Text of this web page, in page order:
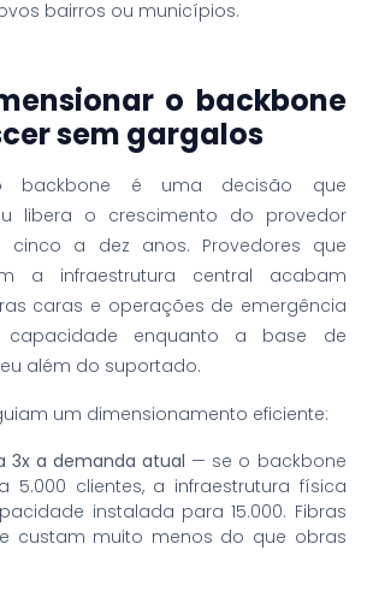
bairros ou municípios.
o backbone
sem gargalos
backbone é uma decisão que
libera o crescimento do provedor
cinco a dez anos. Provedores que
a infraestrutura central acabam
caras e operações de emergência
capacidade enquanto a base de
além do suportado.
um dimensionamento eficiente:
3x a demanda atual — se o backbone
5.000 clientes, a infraestrutura física
instalada para 15.000. Fibras
custam muito menos do que obras